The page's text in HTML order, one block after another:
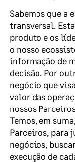
Sabemos que a
transversal.
produto e os
o nosso
informação de
decisão. Por
negócio que
valor das
nossos
Temos, em
Parceiros, para
negócios,
execução de